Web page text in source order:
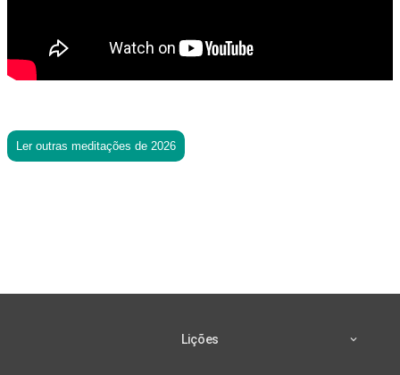
Ler outras meditações de 2026
Lições